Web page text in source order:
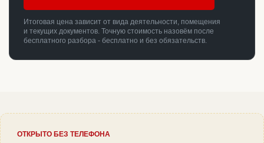
Итоговая цена зависит от вида деятельности, помещения
и текущих документов. Точную стоимость назовём после
бесплатного разбора - бесплатно и без обязательств.
ОТКРЫТО БЕЗ ТЕЛЕФОНА